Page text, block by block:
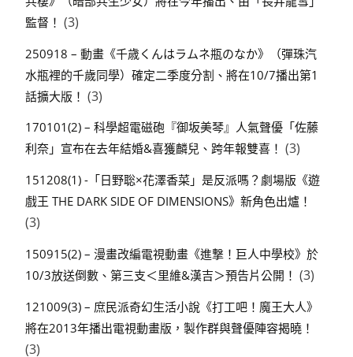
監督！ (3)
250918 – 動畫《千歳くんはラムネ瓶のなか》（彈珠汽
水瓶裡的千歲同學）確定二季度分割、將在10/7播出第1
話擴大版！ (3)
170101(2) – 科學超電磁砲『御坂美琴』人氣聲優「佐藤
利奈」宣布在去年結婚&喜獲麟兒、跨年報雙喜！ (3)
151208(1) -「日野聡×花澤香菜」是反派嗎？劇場版《遊
戲王 THE DARK SIDE OF DIMENSIONS》新角色出爐！
(3)
150915(2) – 漫畫改編電視動畫《進撃！巨人中學校》於
10/3放送倒數、第三支＜里維&漢吉＞預告片公開！ (3)
121009(3) – 庶民派奇幻生活小說《打工吧！魔王大人》
將在2013年播出電視動畫版，製作群與聲優陣容揭曉！
(3)